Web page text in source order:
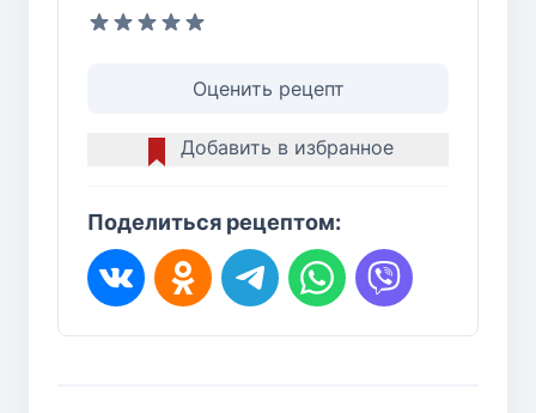
Оценить рецепт
Добавить в избранное
Поделиться рецептом: